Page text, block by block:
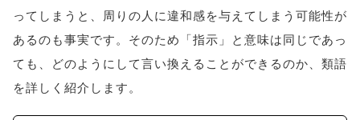
ってしまうと、周りの人に違和感を与えてしまう可能性が
あるのも事実です。そのため「指示」と意味は同じであっ
ても、どのようにして言い換えることができるのか、類語
を詳しく紹介します。